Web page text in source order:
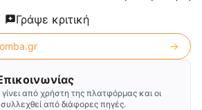
Γράψε κριτική
από χρήστη της πλατφόρμας και οι
από διάφορες πηγές.